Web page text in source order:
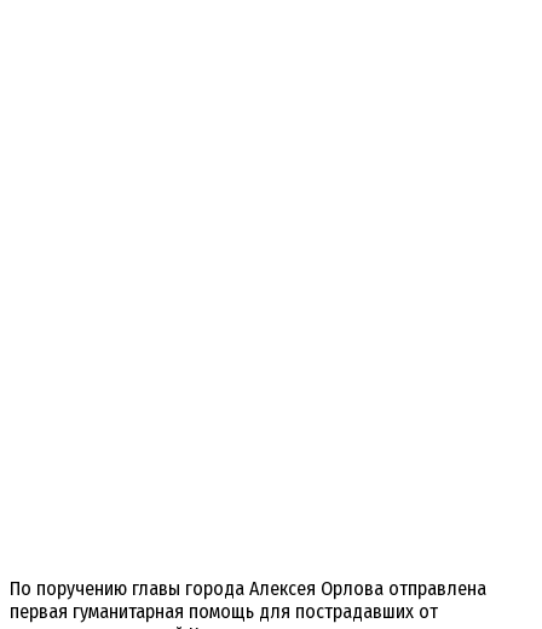
По поручению главы города Алексея Орлова отправлена
первая гуманитарная помощь для пострадавших от